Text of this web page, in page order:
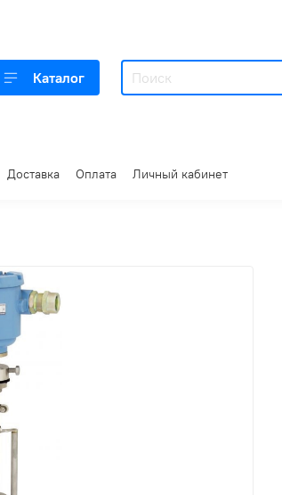
Каталог
Доставка Оплата Личный кабинет